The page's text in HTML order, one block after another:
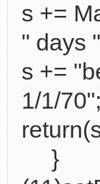
s +=
" days "
s +=
1/1/70";
}